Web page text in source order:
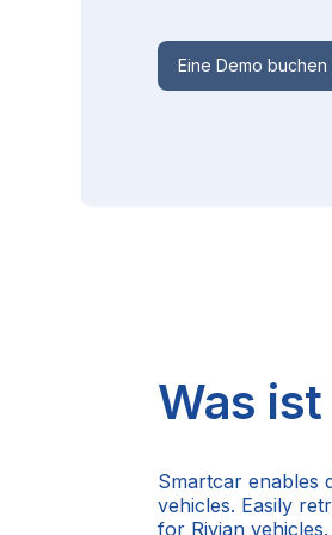
Eine Demo buchen
Was
Smartcar enables
vehicles. Easily
for Rivian